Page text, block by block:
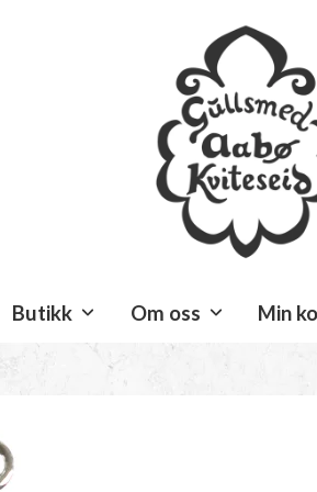
Butikk Om oss Min